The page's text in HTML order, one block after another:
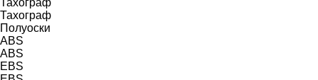
Тахограф
Полуоски
ABS
ABS
EBS